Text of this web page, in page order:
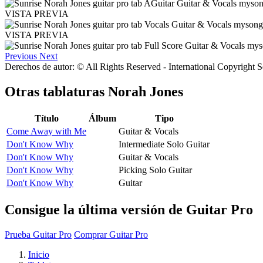
VISTA PREVIA
VISTA PREVIA
Previous Next
Derechos de autor: © All Rights Reserved - International Copyright
Otras tablaturas Norah Jones
Título Álbum
Tipo
Come Away with Me
Guitar & Vocals
Don't Know Why
Intermediate Solo Guitar
Don't Know Why
Guitar & Vocals
Don't Know Why
Picking Solo Guitar
Don't Know Why
Guitar
Consigue la última versión de Guitar Pro
Prueba Guitar Pro Comprar Guitar Pro
Inicio